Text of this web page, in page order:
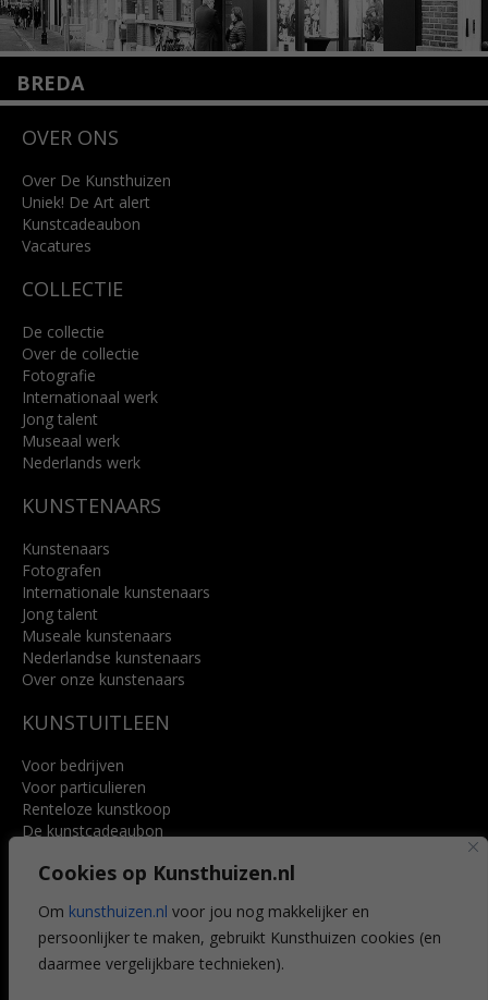
Cookies op Kunsthuizen.nl
Om kunsthuizen.nl voor jou nog makkelijker en
persoonlijker te maken, gebruikt Kunsthuizen cookies (en
daarmee vergelijkbare technieken).
BREDA
4818 SB Breda
info@kunsthuisbreda.nl
Lees meer
OVER ONS
Over De Kunsthuizen
Uniek! De Art alert
Kunstcadeaubon
Vacatures
COLLECTIE
De collectie
Over de collectie
Fotografie
Internationaal werk
Jong talent
Museaal werk
Nederlands werk
KUNSTENAARS
Kunstenaars
Fotografen
Internationale kunstenaars
Jong talent
Museale kunstenaars
Nederlandse kunstenaars
Over onze kunstenaars
KUNSTUITLEEN
Voor bedrijven
Voor particulieren
Renteloze kunstkoop
De kunstcadeaubon
Voordelen
Veelgestelde vragen
CONTACT